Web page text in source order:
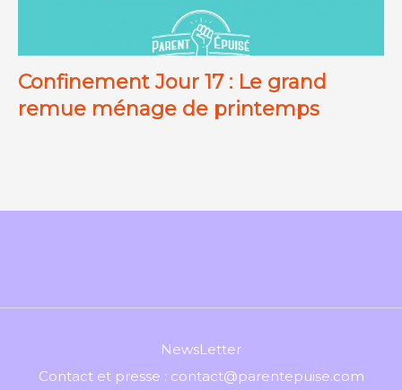
Confinement Jour 17 : Le grand
remue ménage de printemps
NewsLetter
Contact et presse : contact@parentepuise.com